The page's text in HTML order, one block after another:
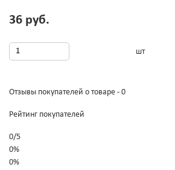
36 руб.
шт
Отзывы покупателей о товаре - 0
Рейтинг покупателей
0/5
0%
0%